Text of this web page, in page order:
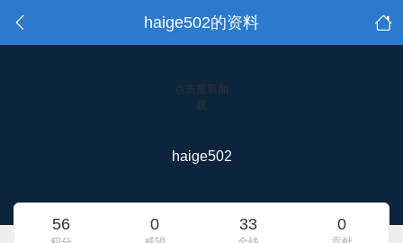
haige502的资料
点击重新加
载
haige502
56 0 33 0